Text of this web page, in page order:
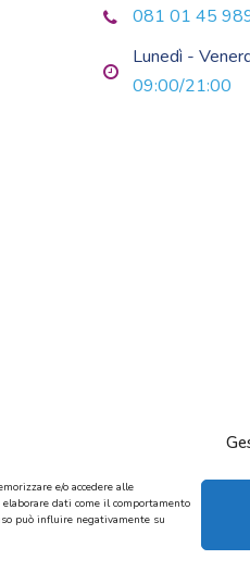
e/o accedere alle
dati come il comportamento
può influire negativamente su
081 01 45
Lunedì -
09:00/21:00
Dott.ssa Maria Patrizia Di